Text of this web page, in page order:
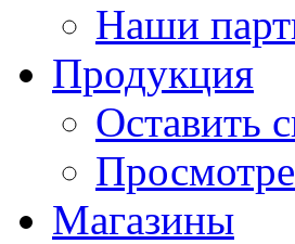
Наши
Продукция
Оставить
Магазины